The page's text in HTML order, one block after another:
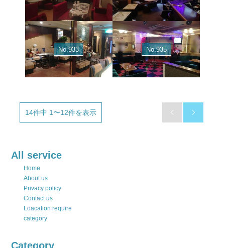
No.933 No.935
14件中 1〜12件を表示  
All service
Home
About us
Privacy policy
Contact us
Loacation require
category
Category